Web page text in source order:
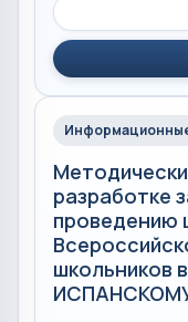
разработке
проведению
школьников